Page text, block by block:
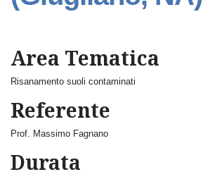
Area Tematica
Risanamento suoli contaminati
Referente
Prof. Massimo Fagnano
Durata